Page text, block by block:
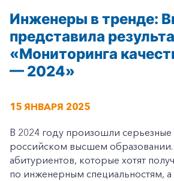
Инженеры в тренде:
представила
«Мониторинга
— 2024»
15 ЯНВАРЯ 2025
В 2024 году произошли серьезные
российском высшем
абитуриентов, которые хотят
по инженерным специальностям, а